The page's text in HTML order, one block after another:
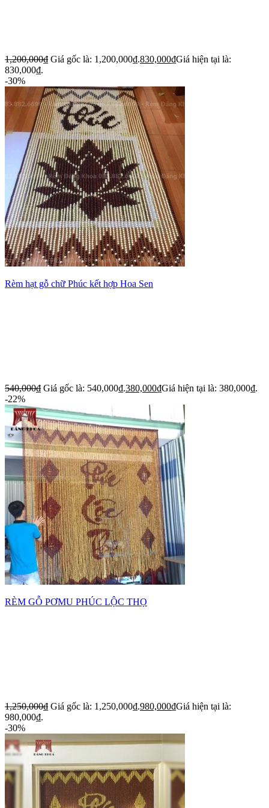
1,200,000₫ Giá gốc là: 1,200,000₫.830,000₫Giá hiện tại là:
830,000₫.
-30%
Rèm hạt gỗ chữ Phúc kết hợp Hoa Sen
540,000₫ Giá gốc là: 540,000₫.380,000₫Giá hiện tại là: 380,000₫.
-22%
RÈM GỖ PƠMU PHÚC LỘC THỌ
1,250,000₫ Giá gốc là: 1,250,000₫.980,000₫Giá hiện tại là:
980,000₫.
-30%